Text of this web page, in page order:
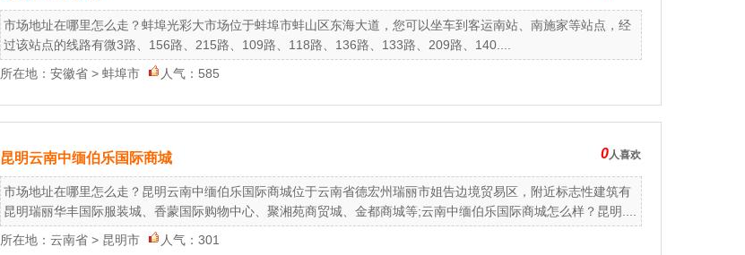
市场地址在哪里怎么走？蚌埠光彩大市场位于蚌埠市蚌山区东海大道，您可以坐车到客运南站、南施家等站点，经
过该站点的线路有微3路、156路、215路、109路、118路、136路、133路、209路、140....
所在地： 安徽省 > 蚌埠市 人气：585
昆明云南中缅伯乐国际商城 0人喜欢
市场地址在哪里怎么走？昆明云南中缅伯乐国际商城位于云南省德宏州瑞丽市姐告边境贸易区，附近标志性建筑有
昆明瑞丽华丰国际服装城、香蒙国际购物中心、聚湘苑商贸城、金都商城等;云南中缅伯乐国际商城怎么样？昆明....
所在地： 云南省 > 昆明市 人气：301